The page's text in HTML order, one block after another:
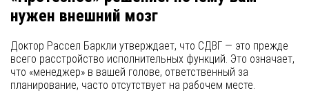
нужен внешний мозг
Доктор Рассел Баркли утверждает, что СДВГ — это прежде
всего расстройство исполнительных функций. Это означает,
что «менеджер» в вашей голове, ответственный за
планирование, часто отсутствует на рабочем месте.